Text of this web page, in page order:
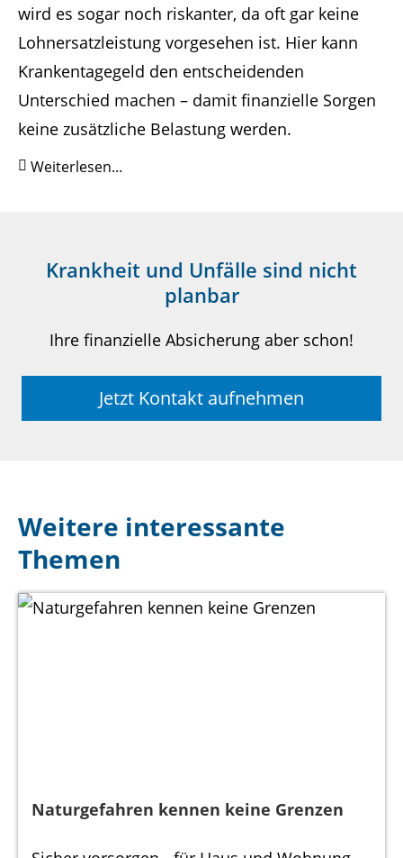
wird es sogar noch riskanter, da oft gar keine
Lohnersatzleistung vorgesehen ist. Hier kann
Krankentagegeld den entscheidenden
Unterschied machen – damit finanzielle Sorgen
keine zusätzliche Belastung werden.
Weiterlesen...
Krankheit und Unfälle sind nicht
planbar
Ihre finanzielle Absicherung aber schon!
Jetzt Kontakt aufnehmen
Weitere interessante
Themen
Naturgefahren kennen keine Grenzen